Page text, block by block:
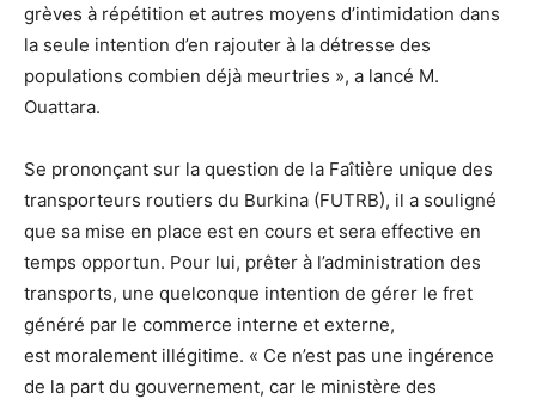
grèves à répétition et autres moyens d’intimidation dans
la seule intention d’en rajouter à la détresse des
populations combien déjà meurtries », a lancé M.
Ouattara.
Se prononçant sur la question de la Faîtière unique des
transporteurs routiers du Burkina (FUTRB), il a souligné
que sa mise en place est en cours et sera effective en
temps opportun. Pour lui, prêter à l’administration des
transports, une quelconque intention de gérer le fret
généré par le commerce interne et externe,
est moralement illégitime. « Ce n’est pas une ingérence
de la part du gouvernement, car le ministère des